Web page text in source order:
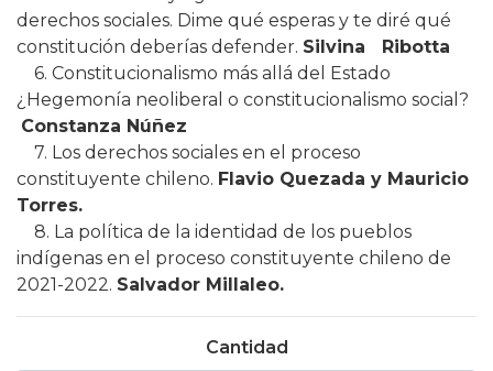
derechos sociales. Dime qué esperas y te diré qué
constitución deberías defender. Silvina Ribotta
6. Constitucionalismo más allá del Estado
¿Hegemonía neoliberal o constitucionalismo social?
Constanza Núñez
7. Los derechos sociales en el proceso
constituyente chileno. Flavio Quezada y Mauricio
Torres.
8. La política de la identidad de los pueblos
indígenas en el proceso constituyente chileno de
2021-2022. Salvador Millaleo.
Cantidad